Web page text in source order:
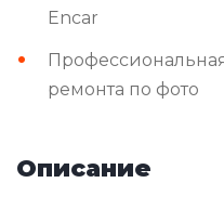
Encar
ремонта по фото
Описание